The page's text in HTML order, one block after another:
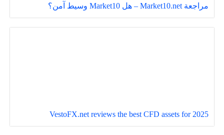
مراجعة Market10.net – هل Market10 وسيط آمن؟
VestoFX.net reviews the best CFD assets for 2025